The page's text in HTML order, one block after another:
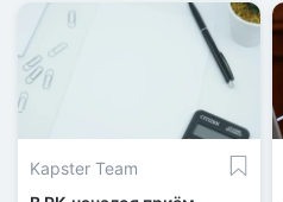
Kapster Team